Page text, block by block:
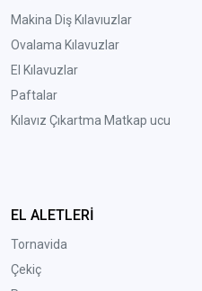
Makina Diş Kılavıuzlar
Ovalama Kılavuzlar
El Kılavuzlar
Paftalar
Kılavız Çıkartma Matkap ucu
EL ALETLERİ
Tornavida
Çekiç